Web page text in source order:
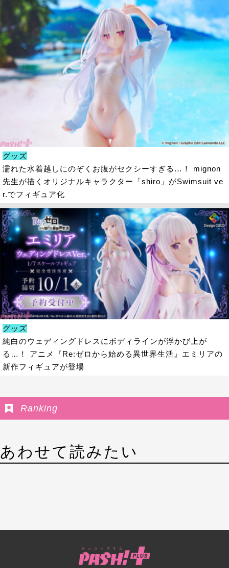
グッズ
濡れた水着越しにのぞくお腹がセクシーすぎる…！ mignon
先生が描くオリジナルキャラクター「shiro」がSwimsuit ve
r.でフィギュア化
グッズ
純白のウェディングドレスにボディラインが浮かび上が
る…！ アニメ『Re:ゼロから始める異世界生活』エミリアの
新作フィギュアが登場
Ranking
あわせて読みたい